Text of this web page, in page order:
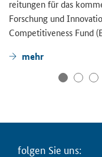
rei­tun­gen für das
For­schung und
Competitiveness Fund
mehr
fol­gen Sie uns: